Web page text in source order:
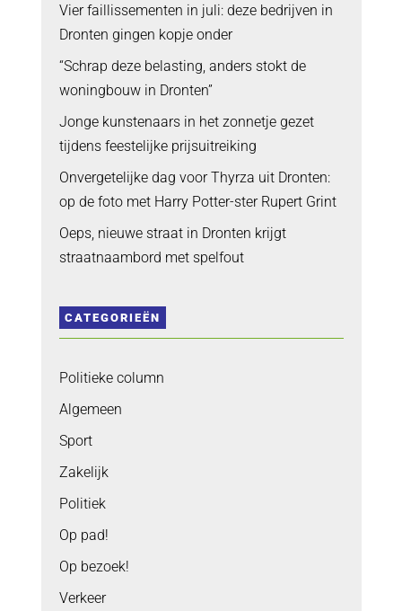
Vier faillissementen in juli: deze bedrijven in
Dronten gingen kopje onder
“Schrap deze belasting, anders stokt de
woningbouw in Dronten”
Jonge kunstenaars in het zonnetje gezet
tijdens feestelijke prijsuitreiking
Onvergetelijke dag voor Thyrza uit Dronten:
op de foto met Harry Potter-ster Rupert Grint
Oeps, nieuwe straat in Dronten krijgt
straatnaambord met spelfout
CATEGORIEËN
Politieke column
Algemeen
Sport
Zakelijk
Politiek
Op pad!
Op bezoek!
Verkeer